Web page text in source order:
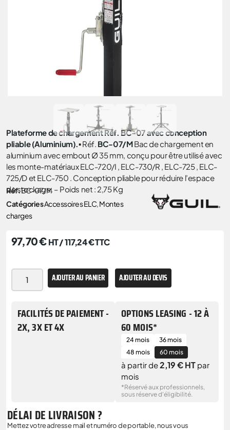
Plateforme de chargement Réf. BC-07 avec conception
pliable (Aluminium). ▪ Réf. BC-07/MBac de chargement en
aluminium avec embout Ø 35 mm, conçu pour être utilisé avec
les monte-matériaux ELC-720/I , ELC-730/R , ELC-725 , ELC-
725/D et ELC-750 . Conception pliable pour réduire l’espace
de stockage. – Poids net : 2,75 Kg
Réf.BC-07/M
CatégoriesAccessoires ELC,Montes
charges
97,70€ HT /117,24€TTC
AJOUTER AU PANIER AJOUTER AU DEVIS
FACILITÉS DE PAIEMENT -
2X, 3X ET 4X
OPTIONS LEASING - 12 À
60 MOIS*
24 mois
36 mois
48 mois
60 mois
à partir de2,19 € HT par
mois
*Réservé aux professionnels,
sous réserve d'éligibilité.
DÉLAI DE LIVRAISON ?
Mettez votre adresse mail et numéro de portable, nous vous